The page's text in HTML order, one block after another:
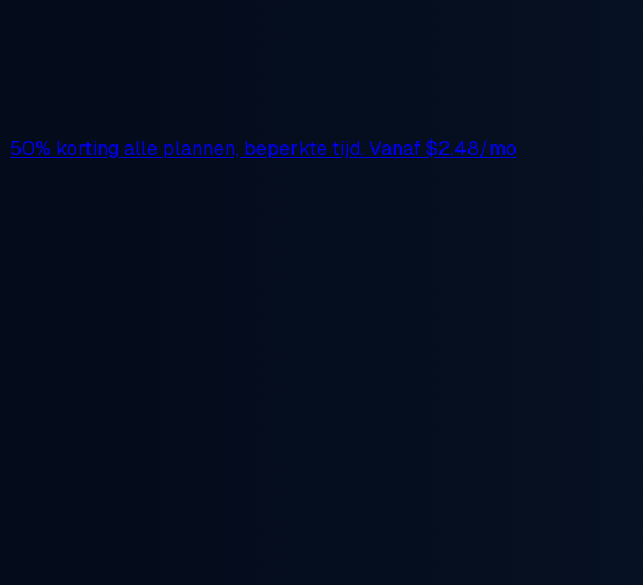
50% korting alle plannen, beperkte tijd. Vanaf$2.48/mo